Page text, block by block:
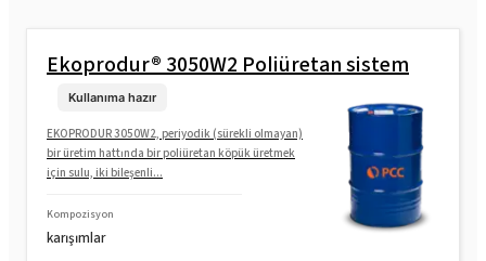
Ekoprodur® 3050W2 Poliüretan sistem
Kullanıma hazır
EKOPRODUR 3050W2, periyodik (sürekli olmayan)
bir üretim hattında bir poliüretan köpük üretmek
için sulu, iki bileşenli...
Kompozisyon
karışımlar